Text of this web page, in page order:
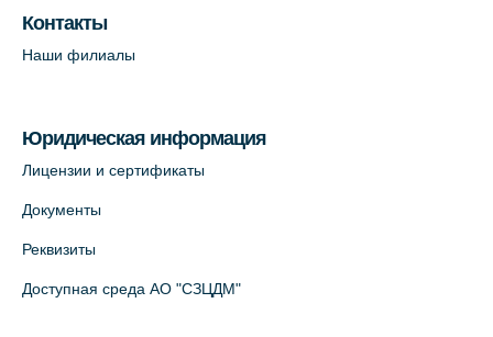
+7 (812) 565-11-12
Лабораторный терминал на Большом
+7 (812) 565-11-12
На карте
Контакты
Наши филиалы
Юридическая информация
Лицензии и сертификаты
Документы
Реквизиты
Доступная среда АО "СЗЦДМ"